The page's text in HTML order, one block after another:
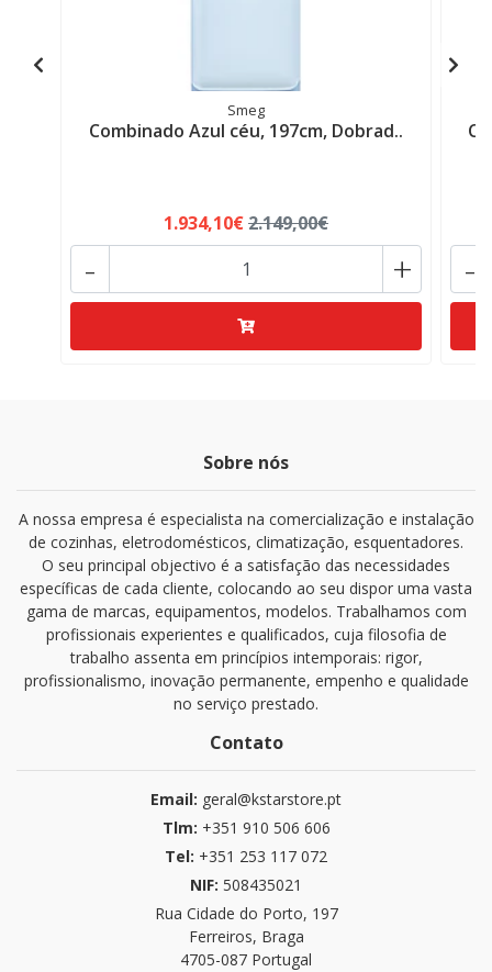
Smeg
Combinado Azul céu, 197cm, Dobrad..
1.934,10€2.149,00€
+
- -
Sobre nós
A nossa empresa é especialista na comercialização e instalação
de cozinhas, eletrodomésticos, climatização, esquentadores.
O seu principal objectivo é a satisfação das necessidades
específicas de cada cliente, colocando ao seu dispor uma vasta
gama de marcas, equipamentos, modelos. Trabalhamos com
profissionais experientes e qualificados, cuja filosofia de
trabalho assenta em princípios intemporais: rigor,
profissionalismo, inovação permanente, empenho e qualidade
no serviço prestado.
Contato
Email: geral@kstarstore.pt
Tlm: +351 910 506 606
Tel: +351 253 117 072
NIF: 508435021
Rua Cidade do Porto, 197
Ferreiros, Braga
4705-087 Portugal